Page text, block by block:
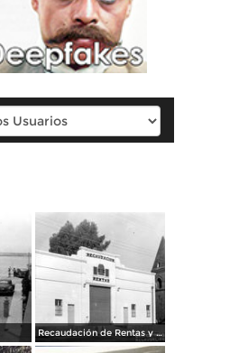
Recaudación de Rentas y Templo